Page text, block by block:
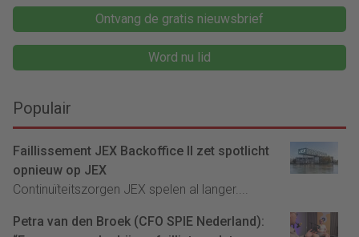
Ontvang de gratis nieuwsbrief
Word nu lid
Populair
Faillissement JEX Backoffice II zet spotlicht
opnieuw op JEX
Continuïteitszorgen JEX spelen al langer....
Petra van den Broek (CFO SPIE Nederland):